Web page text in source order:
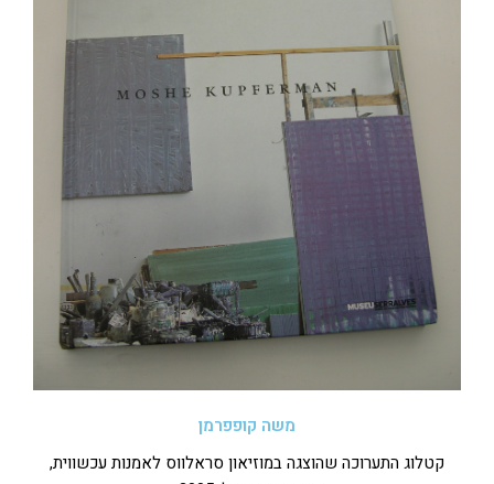
משה קופפרמן
קטלוג התערוכה שהוצגה במוזיאון סראלווס לאמנות עכשווית,